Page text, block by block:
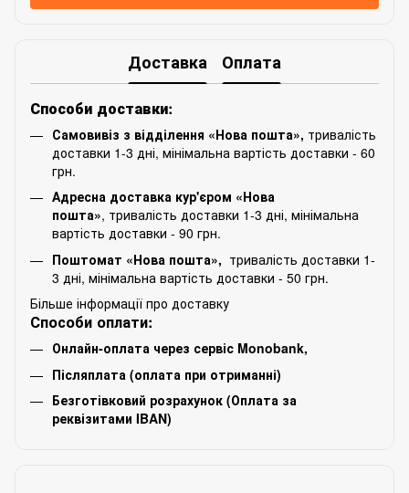
Доставка Оплата
Способи доставки:
Самовивіз з відділення «Нова пошта», тривалість
доставки 1-3 дні, мінімальна вартість доставки - 60
грн.
Адресна доставка кур'єром «Нова
пошта», тривалість доставки 1-3 дні, мінімальна
вартість доставки - 90 грн.
Поштомат «Нова пошта», тривалість доставки 1-
3 дні, мінімальна вартість доставки - 50 грн.
Більше інформації про доставку
Способи оплати:
Онлайн-оплата через сервіс Monobank,
Післяплата (оплата при отриманні)
Безготівковий розрахунок (Оплата за
реквізитами IBAN)